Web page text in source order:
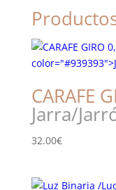
CARAFE
Jarra/
32.00€